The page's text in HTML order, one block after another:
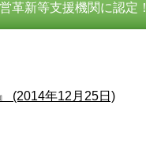
革新等支援機関に認定！
(2014年12月25日)